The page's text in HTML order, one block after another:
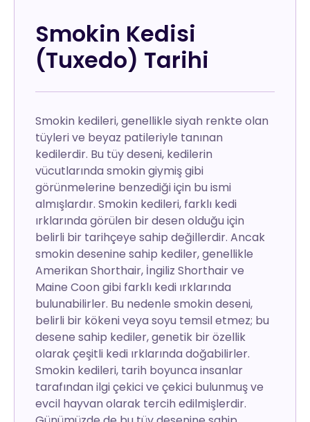
Smokin Kedisi
(Tuxedo) Tarihi
Smokin kedileri, genellikle siyah renkte olan
tüyleri ve beyaz patileriyle tanınan
kedilerdir. Bu tüy deseni, kedilerin
vücutlarında smokin giymiş gibi
görünmelerine benzediği için bu ismi
almışlardır. Smokin kedileri, farklı kedi
ırklarında görülen bir desen olduğu için
belirli bir tarihçeye sahip değillerdir. Ancak
smokin desenine sahip kediler, genellikle
Amerikan Shorthair, İngiliz Shorthair ve
Maine Coon gibi farklı kedi ırklarında
bulunabilirler. Bu nedenle smokin deseni,
belirli bir kökeni veya soyu temsil etmez; bu
desene sahip kediler, genetik bir özellik
olarak çeşitli kedi ırklarında doğabilirler.
Smokin kedileri, tarih boyunca insanlar
tarafından ilgi çekici ve çekici bulunmuş ve
evcil hayvan olarak tercih edilmişlerdir.